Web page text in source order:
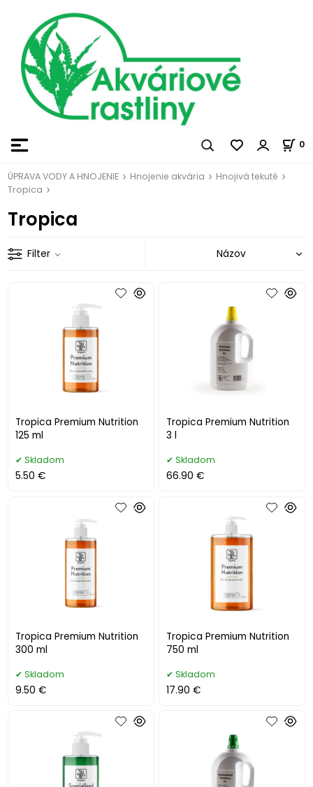
0
ÚPRAVA VODY A HNOJENIE Hnojenie akvária
Hnojivá tekuté
Tropica
Tropica
Filter
Tropica Premium Nutrition
125 ml
Skladom
5.50 €
Tropica Premium Nutrition
3 l
Skladom
66.90 €
Tropica Premium Nutrition
300 ml
Skladom
9.50 €
Tropica Premium Nutrition
750 ml
Skladom
17.90 €